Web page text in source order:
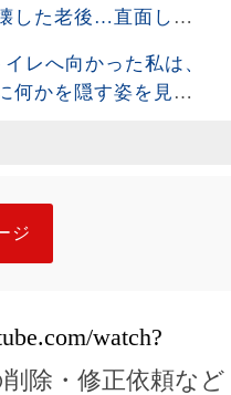
した老後…直面した
レへ向かった私は、
何かを隠す姿を見て
ジ
watch?
削除・修正依頼など